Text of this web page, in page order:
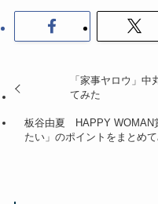
「家事ヤロウ」
てみた
板谷由夏 HAPPY WOMAN
たい」のポイントをまとめ